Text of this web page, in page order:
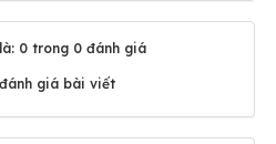
0 trong 0 đánh giá
giá bài viết